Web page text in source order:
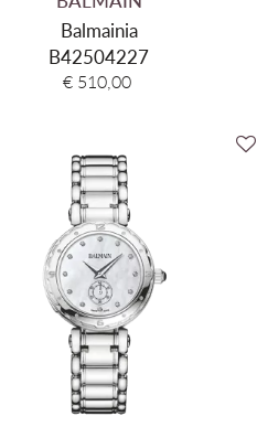
Balmainia
B42504227
€ 510,00